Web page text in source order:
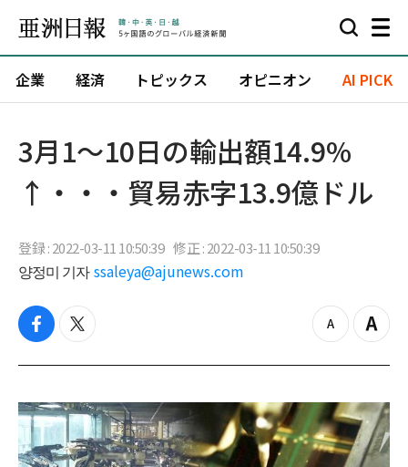
企業 経済 トピックス オピニオン AI PICK
3月1～10日の輸出額14.9%
↑・・・貿易赤字13.9億ドル
登録 : 2022-03-11 10:50:39 修正 : 2022-03-11 10:50:39
양정미 기자 ssaleya@ajunews.com
f
c
b
o
k
t
i
t
e
r
z
o
o
u
t
Z
o
i
n